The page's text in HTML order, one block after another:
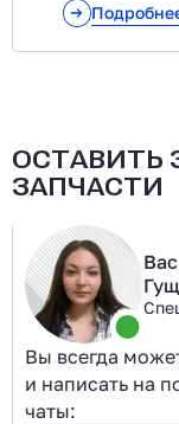
ОСТАВИТЬ
ЗАПЧАСТИ
Вы всегда
и написать на
чаты: